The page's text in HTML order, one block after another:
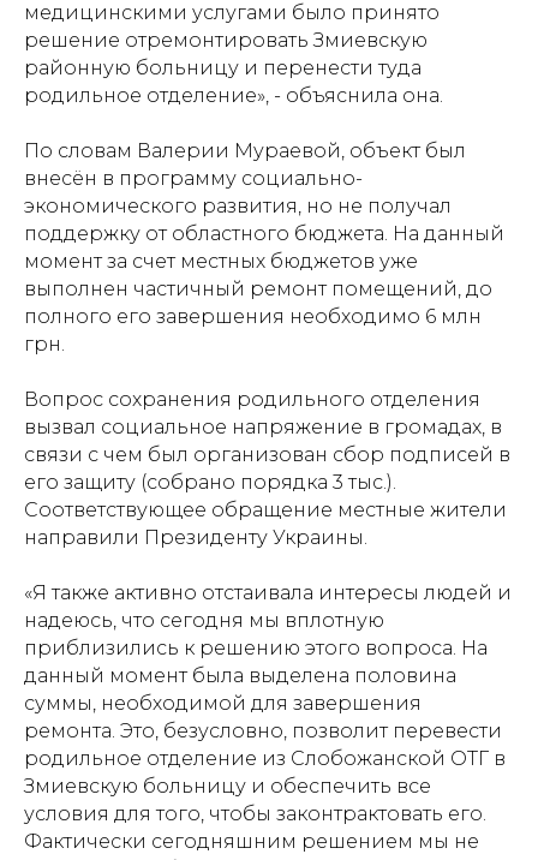
медицинскими услугами было принято
решение отремонтировать Змиевскую
районную больницу и перенести туда
родильное отделение», - объяснила она.
По словам Валерии Мураевой, объект был
внесён в программу социально-
экономического развития, но не получал
поддержку от областного бюджета. На данный
момент за счет местных бюджетов уже
выполнен частичный ремонт помещений, до
полного его завершения необходимо 6 млн
грн.
Вопрос сохранения родильного отделения
вызвал социальное напряжение в громадах, в
связи с чем был организован сбор подписей в
его защиту (собрано порядка 3 тыс.).
Соответствующее обращение местные жители
направили Президенту Украины.
«Я также активно отстаивала интересы людей и
надеюсь, что сегодня мы вплотную
приблизились к решению этого вопроса. На
данный момент была выделена половина
суммы, необходимой для завершения
ремонта. Это, безусловно, позволит перевести
родильное отделение из Слобожанской ОТГ в
Змиевскую больницу и обеспечить все
условия для того, чтобы законтрактовать его.
Фактически сегодняшним решением мы не